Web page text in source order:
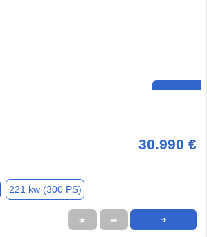
30.990 €
221 kw (300 PS)
★ ➦ ➜